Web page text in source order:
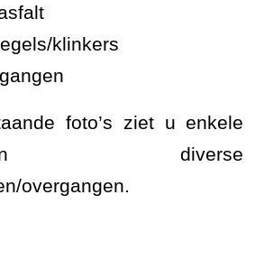
klinkers
foto’s ziet u enkele
diverse
overgangen.